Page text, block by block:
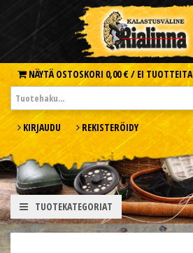
NÄYTÄ OSTOSKORI 0,00 € / EI TUOTTEITA
KIRJAUDU REKISTERÖIDY
TUOTEKATEGORIAT